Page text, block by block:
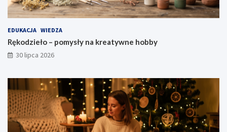
EDUKACJA WIEDZA
Rękodzieło – pomysły na kreatywne hobby
30 lipca 2026